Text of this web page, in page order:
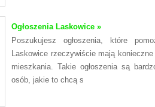
Ogłoszenia Laskowice »
Poszukujesz ogłoszenia, które
Laskowice rzeczywiście mają
mieszkania. Takie ogłoszenia są
osób, jakie to chcą s